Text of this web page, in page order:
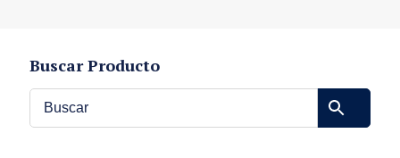
Buscar Producto